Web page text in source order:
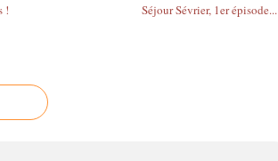
! Séjour Sévrier, 1er épisode...